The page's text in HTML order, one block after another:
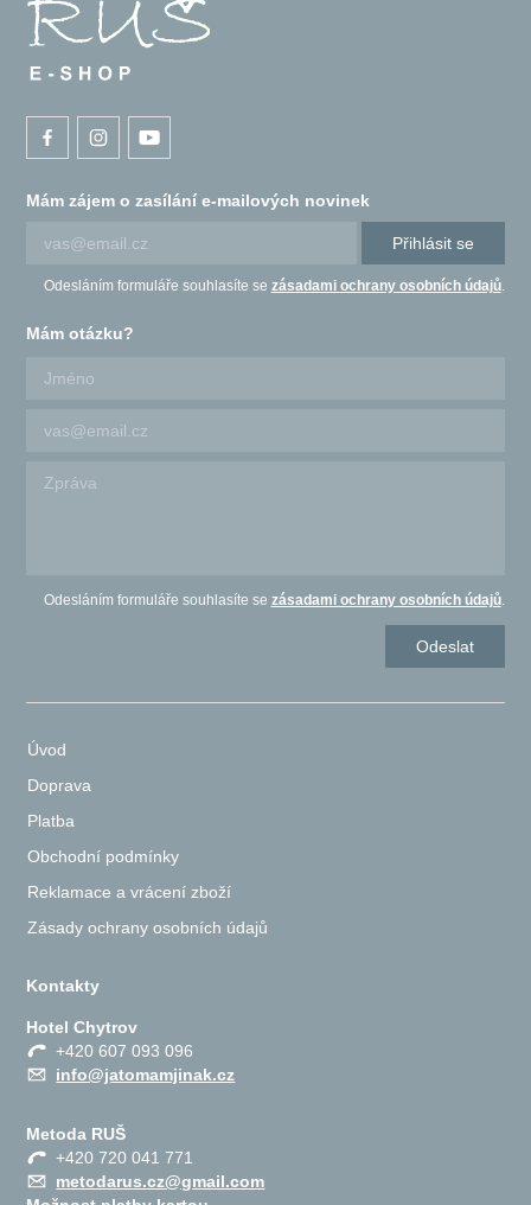
Mám zájem o zasílání e-mailových novinek
Přihlásit se
Odesláním formuláře souhlasíte se zásadami ochrany osobních údajů.
Mám otázku?
Odesláním formuláře souhlasíte se zásadami ochrany osobních údajů.
Úvod
Doprava
Platba
Obchodní podmínky
Reklamace a vrácení zboží
Zásady ochrany osobních údajů
Kontakty
Hotel Chytrov
+420 607 093 096
info@jatomamjinak.cz
Metoda RUŠ
+420 720 041 771
metodarus.cz@gmail.com